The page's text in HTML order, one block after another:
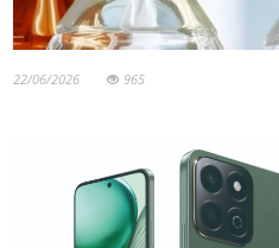
22/06/2026 965